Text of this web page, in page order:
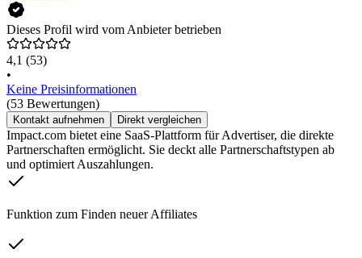
Dieses Profil wird vom Anbieter betrieben
4,1 (53)
•
Keine Preisinformationen
(53 Bewertungen)
Kontakt aufnehmen Direkt vergleichen
Impact.com bietet eine SaaS-Plattform für Advertiser, die direkte
Partnerschaften ermöglicht. Sie deckt alle Partnerschaftstypen ab
und optimiert Auszahlungen.
Funktion zum Finden neuer Affiliates